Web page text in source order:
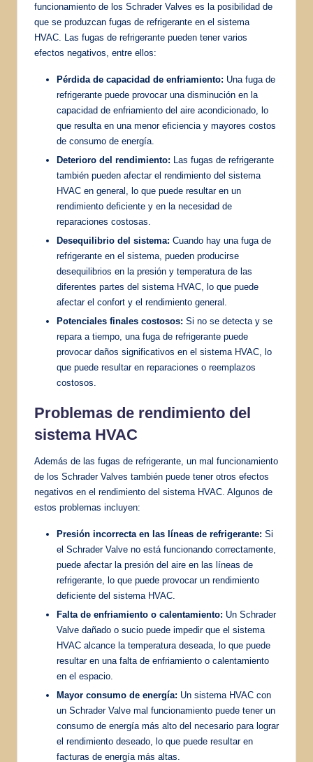
funcionamiento de los Schrader Valves es la posibilidad de
que se produzcan fugas de refrigerante en el sistema
HVAC. Las fugas de refrigerante pueden tener varios
efectos negativos, entre ellos:
Pérdida de capacidad de enfriamiento: Una fuga de
refrigerante puede provocar una disminución en la
capacidad de enfriamiento del aire acondicionado, lo
que resulta en una menor eficiencia y mayores costos
de consumo de energía.
Deterioro del rendimiento: Las fugas de refrigerante
también pueden afectar el rendimiento del sistema
HVAC en general, lo que puede resultar en un
rendimiento deficiente y en la necesidad de
reparaciones costosas.
Desequilibrio del sistema: Cuando hay una fuga de
refrigerante en el sistema, pueden producirse
desequilibrios en la presión y temperatura de las
diferentes partes del sistema HVAC, lo que puede
afectar el confort y el rendimiento general.
Potenciales finales costosos: Si no se detecta y se
repara a tiempo, una fuga de refrigerante puede
provocar daños significativos en el sistema HVAC, lo
que puede resultar en reparaciones o reemplazos
costosos.
Problemas de rendimiento del
sistema HVAC
Además de las fugas de refrigerante, un mal funcionamiento
de los Schrader Valves también puede tener otros efectos
negativos en el rendimiento del sistema HVAC. Algunos de
estos problemas incluyen:
Presión incorrecta en las líneas de refrigerante: Si
el Schrader Valve no está funcionando correctamente,
puede afectar la presión del aire en las líneas de
refrigerante, lo que puede provocar un rendimiento
deficiente del sistema HVAC.
Falta de enfriamiento o calentamiento: Un Schrader
Valve dañado o sucio puede impedir que el sistema
HVAC alcance la temperatura deseada, lo que puede
resultar en una falta de enfriamiento o calentamiento
en el espacio.
Mayor consumo de energía: Un sistema HVAC con
un Schrader Valve mal funcionamiento puede tener un
consumo de energía más alto del necesario para lograr
el rendimiento deseado, lo que puede resultar en
facturas de energía más altas.